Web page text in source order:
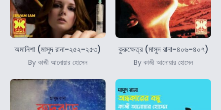
অমানিশা (মাসুদ রানা-২৫২-২৫৩)
By কাজী আনোয়ার হোসেন
কুরুক্ষেত্র (মাসুদ রানা-৪০৬-৪০৭)
By কাজী আনোয়ার হোসেন